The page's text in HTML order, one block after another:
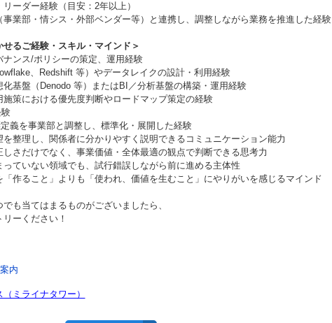
リーダー経験（目安：2年以上）
事業部・情シス・外部ベンダー等）と連携し、調整しながら業務を推進した経験
せるご経験・スキル・マインド＞
ナンス/ポリシーの策定、運用経験
、Redshift 等）やデータレイクの設計・利用経験
化基盤（Denodo 等）またはBI／分析基盤の構築・運用経験
施策における優先度判断やロードマップ策定の経験
定義を事業部と調整し、標準化・展開した経験
を整理し、関係者に分かりやすく説明できるコミュニケーション能力
しさだけでなく、事業価値・全体最適の観点で判断できる思考力
っていない領域でも、試行錯誤しながら前に進める主体性
「作ること」よりも「使われ、価値を生むこと」にやりがいを感じるマインド
も当てはまるものがございましたら、
ーください！
内
ミライナタワー）